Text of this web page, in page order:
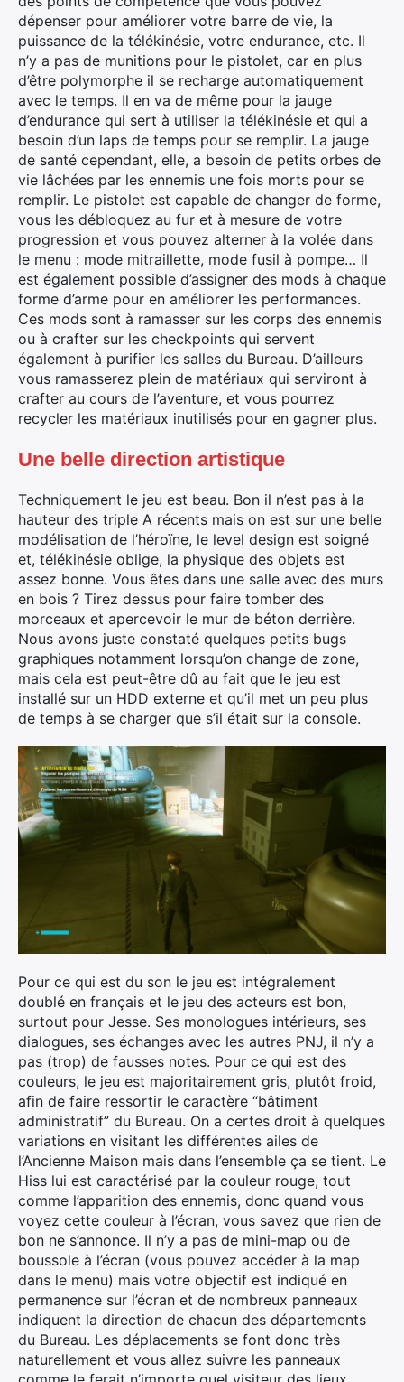
dépenser pour améliorer votre barre de vie, la
puissance de la télékinésie, votre endurance, etc. Il
n’y a pas de munitions pour le pistolet, car en plus
d’être polymorphe il se recharge automatiquement
avec le temps. Il en va de même pour la jauge
d’endurance qui sert à utiliser la télékinésie et qui a
besoin d’un laps de temps pour se remplir. La jauge
de santé cependant, elle, a besoin de petits orbes de
vie lâchées par les ennemis une fois morts pour se
remplir. Le pistolet est capable de changer de forme,
vous les débloquez au fur et à mesure de votre
progression et vous pouvez alterner à la volée dans
le menu : mode mitraillette, mode fusil à pompe… Il
est également possible d’assigner des mods à chaque
forme d’arme pour en améliorer les performances.
Ces mods sont à ramasser sur les corps des ennemis
ou à crafter sur les checkpoints qui servent
également à purifier les salles du Bureau. D’ailleurs
vous ramasserez plein de matériaux qui serviront à
crafter au cours de l’aventure, et vous pourrez
recycler les matériaux inutilisés pour en gagner plus.
Une belle direction artistique
Techniquement le jeu est beau. Bon il n’est pas à la
hauteur des triple A récents mais on est sur une belle
modélisation de l’héroïne, le level design est soigné
et, télékinésie oblige, la physique des objets est
assez bonne. Vous êtes dans une salle avec des murs
en bois ? Tirez dessus pour faire tomber des
morceaux et apercevoir le mur de béton derrière.
Nous avons juste constaté quelques petits bugs
graphiques notamment lorsqu’on change de zone,
mais cela est peut-être dû au fait que le jeu est
installé sur un HDD externe et qu’il met un peu plus
de temps à se charger que s’il était sur la console.
Pour ce qui est du son le jeu est intégralement
doublé en français et le jeu des acteurs est bon,
surtout pour Jesse. Ses monologues intérieurs, ses
dialogues, ses échanges avec les autres PNJ, il n’y a
pas (trop) de fausses notes. Pour ce qui est des
couleurs, le jeu est majoritairement gris, plutôt froid,
afin de faire ressortir le caractère “bâtiment
administratif” du Bureau. On a certes droit à quelques
variations en visitant les différentes ailes de
l’Ancienne Maison mais dans l’ensemble ça se tient. Le
Hiss lui est caractérisé par la couleur rouge, tout
comme l’apparition des ennemis, donc quand vous
voyez cette couleur à l’écran, vous savez que rien de
bon ne s’annonce. Il n’y a pas de mini-map ou de
boussole à l’écran (vous pouvez accéder à la map
dans le menu) mais votre objectif est indiqué en
permanence sur l’écran et de nombreux panneaux
indiquent la direction de chacun des départements
du Bureau. Les déplacements se font donc très
naturellement et vous allez suivre les panneaux
×
Rechercher